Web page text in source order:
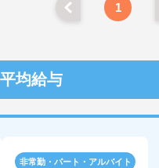
1
均給与
非常勤・パート・アルバイト